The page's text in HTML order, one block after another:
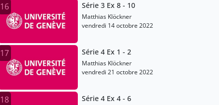
16 Série 3 Ex 8 - 10
Matthias Klöckner
vendredi 14 octobre 2022
17 Série 4 Ex 1 - 2
Matthias Klöckner
vendredi 21 octobre 2022
18 Série 4 Ex 4 - 6